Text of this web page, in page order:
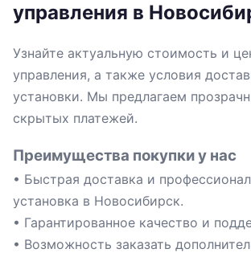
управления в
Узнайте актуальную стоимость и
управления, а также условия
установки. Мы предлагаем
скрытых платежей.
Преимущества покупки у нас
• Быстрая доставка и
установка в Новосибирск.
• Гарантированное качество и
• Возможность заказать